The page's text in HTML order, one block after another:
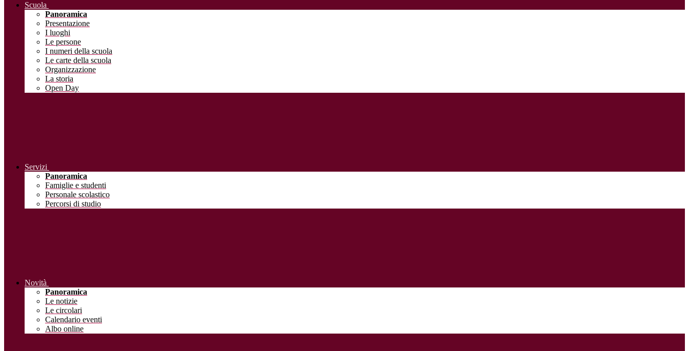
Scuola
Panoramica
Presentazione
I luoghi
Le persone
I numeri della scuola
Le carte della scuola
Organizzazione
La storia
Open Day
Servizi
Panoramica
Famiglie e studenti
Personale scolastico
Percorsi di studio
Novità
Panoramica
Le notizie
Le circolari
Calendario eventi
Albo online